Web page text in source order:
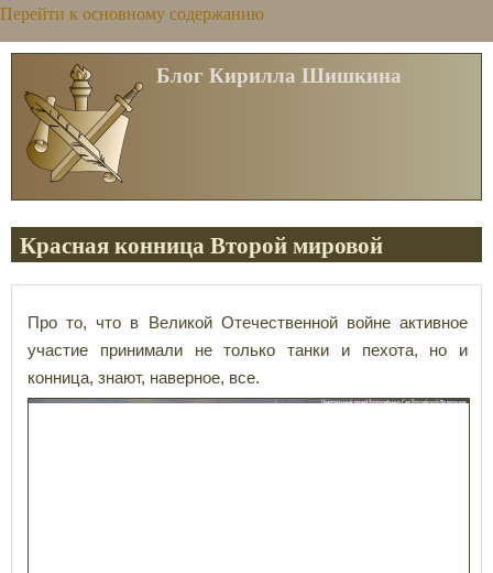
Перейти к основному содержанию
Блог Кирилла Шишкина
Красная конница Второй мировой
Про то, что в Великой Отечественной войне активное
участие принимали не только танки и пехота, но и
конница, знают, наверное, все.